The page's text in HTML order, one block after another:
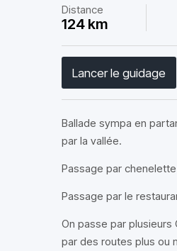
Distance
124 km
Lancer le guidage
Ballade sympa en
par la vallée.
Passage par
Passage par le
On passe par
par des routes plus ou